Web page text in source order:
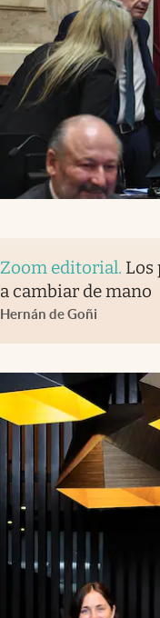
Zoom editorial. Los
a cambiar de mano
Hernán de Goñi